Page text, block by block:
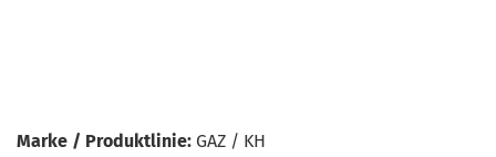
Marke / Produktlinie: GAZ / KH